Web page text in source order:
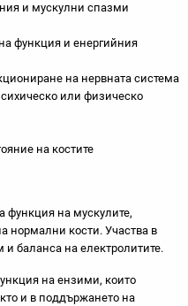
и мускулни спазми
функция и енергийния
на нервната система
или физическо
на костите
функция на мускулите,
нормални кости. Участва в
баланса на електролитите.
на ензими, които
и в поддържането на